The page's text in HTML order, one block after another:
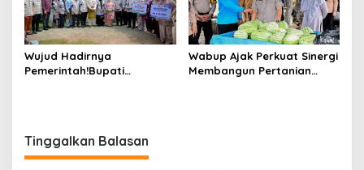
Wujud Hadirnya
Pemerintah!Bupati
Wabup Ajak Perkuat Sinergi
Membangun Pertanian
Tinggalkan Balasan